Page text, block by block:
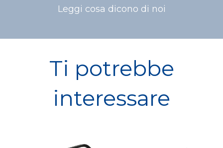
Leggi cosa dicono di noi
Ti potrebbe
interessare